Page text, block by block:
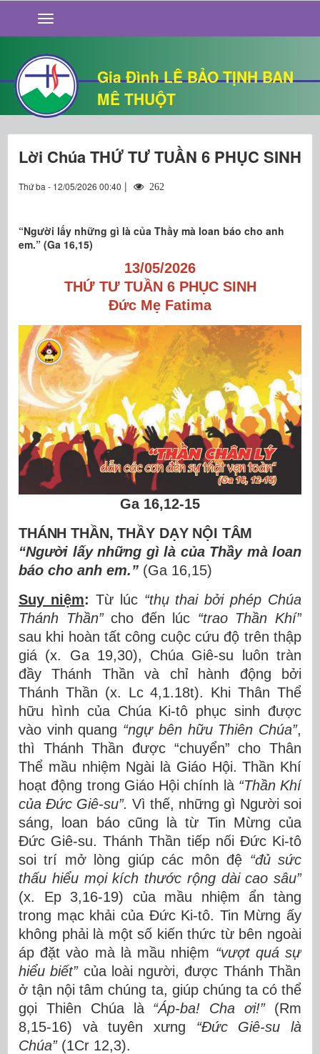
Gia Đình LÊ BẢO TỊNH BAN
MÊ THUỘT
GIỚI THIỆU
TIN TỨC
SỐNG ĐẠO
CHUYỆN NHÀ
QUÁN VĂN
THƯ GIÃN
Lời Chúa THỨ TƯ TUẦN 6 PHỤC SINH
Thứ ba - 12/05/2026 00:40 | 262
“Người lấy những gì là của Thầy mà loan báo cho anh
em.” (Ga 16,15)
13/05/2026
THỨ TƯ TUẦN 6 PHỤC SINH
Đức Mẹ Fatima
Ga 16,12-15
THÁNH THẦN, THẦY DẠY NỘI TÂM
“Người lấy những gìlà của Thầy màloan
báo cho anh em.” (Ga 16,15)
Suy niệm: Từ lúc “thụthai bởi phép Chúa
Thánh Thần”cho đến lúc “trao Thần Khí”
sau khi hoàn tất công cuộc cứu độ trên thập
giá (x. Ga 19,30), Chúa Giê-su luôn tràn
đầy Thánh Thần và chỉ hành động bởi
Thánh Thần (x. Lc 4,1.18t). Khi Thân Thể
hữu hình của Chúa Ki-tô phục sinh được
vào vinh quang “ngựbên hữu Thiên Chúa”,
thì Thánh Thần được “chuyển” cho Thân
Thể mầu nhiệm Ngài là Giáo Hội. Thần Khí
hoạt động trong Giáo Hội chính là “Thần Khí
của Đức Giê-su”. Vì thế, những gì Người soi
sáng, loan báo cũng là từ Tin Mừng của
Đức Giê-su. Thánh Thần tiếp nối Đức Ki-tô
soi trí mở lòng giúp các môn đệ “đủsức
thấu hiểu mọi kích thước rộng dài cao sâu”
(x. Ep 3,16-19) của mầu nhiệm ẩn tàng
trong mạc khải của Đức Ki-tô. Tin Mừng ấy
không phải là một số kiến thức từ bên ngoài
áp đặt vào mà là mầu nhiệm “vượt quásự
hiểu biết” của loài người, được Thánh Thần
ở tận nội tâm chúng ta, giúp chúng ta có thể
gọi Thiên Chúa là “Áp-ba! Cha ơi!”
(Rm
8,15-16) và tuyên xưng “Đức Giê-su là
Chúa”(1Cr 12,3).